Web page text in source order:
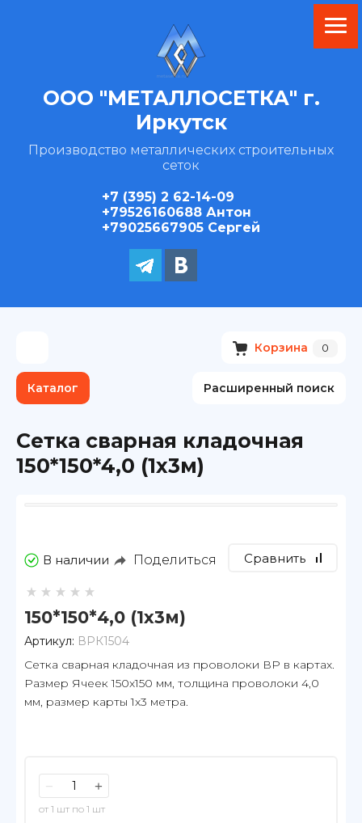
ООО "МЕТАЛЛОСЕТКА" г.
Иркутск
Производство металлических строительных
сеток
+7 (395) 2 62-14-09
+79526160688 Антон
+79025667905 Сергей
Корзина 0
Каталог Расширенный поиск
Сетка сварная кладочная
150*150*4,0 (1х3м)
В наличии Поделиться Сравнить
150*150*4,0 (1х3м)
Артикул: ВРК1504
Сетка сварная кладочная из проволоки ВР в картах.
Размер Ячеек 150х150 мм, толщина проволоки 4,0
мм, размер карты 1х3 метра.
− +
от 1 шт по 1 шт